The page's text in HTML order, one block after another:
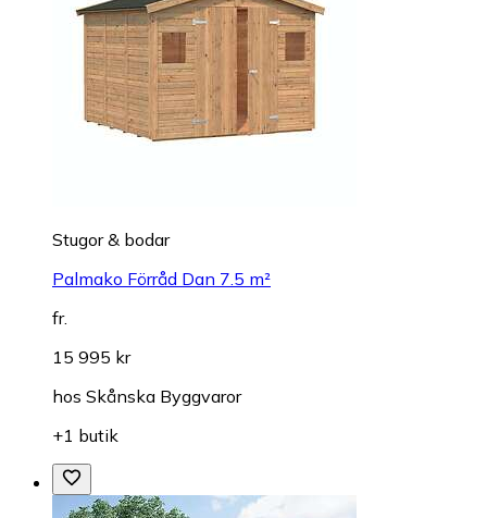
Stugor & bodar
Palmako Förråd Dan 7.5 m²
fr.
15 995 kr
hos Skånska Byggvaror
+1 butik